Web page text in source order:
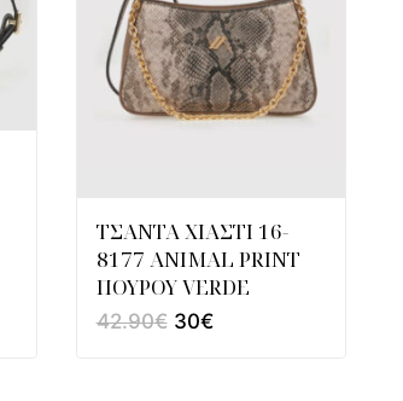
ΤΣΑΝΤΑ ΧΙΑΣΤΙ 16-
8177 ANIMAL PRINT
ΠΟΥΡΟΥ VERDE
42.90€ 30€